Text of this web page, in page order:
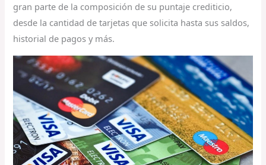
gran parte de la composición de su puntaje crediticio,
desde la cantidad de tarjetas que solicita hasta sus saldos,
historial de pagos y más.